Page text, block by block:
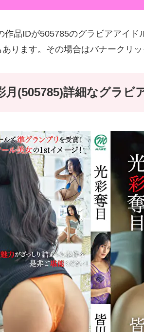
作品IDが505785のグラビアアイ
ります。その場合はバナークリ
月(505785)詳細なグラビ